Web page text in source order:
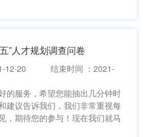
”人才规划调查问卷
12-20 结束时间 ：2021-
的服务，希望您能抽出几分钟时
建议告诉我们，我们非常重视每
，期待您的参与！现在我们就马